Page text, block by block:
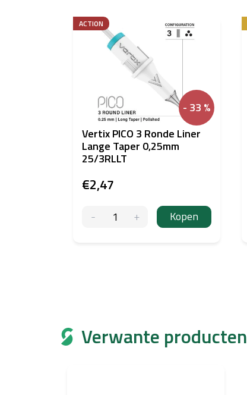
Verwante producten
- 33 %
ACTION
Vertix PICO 3 Ronde Liner
Lange Taper 0,25mm
25/3RLLT
€2,47
Kopen